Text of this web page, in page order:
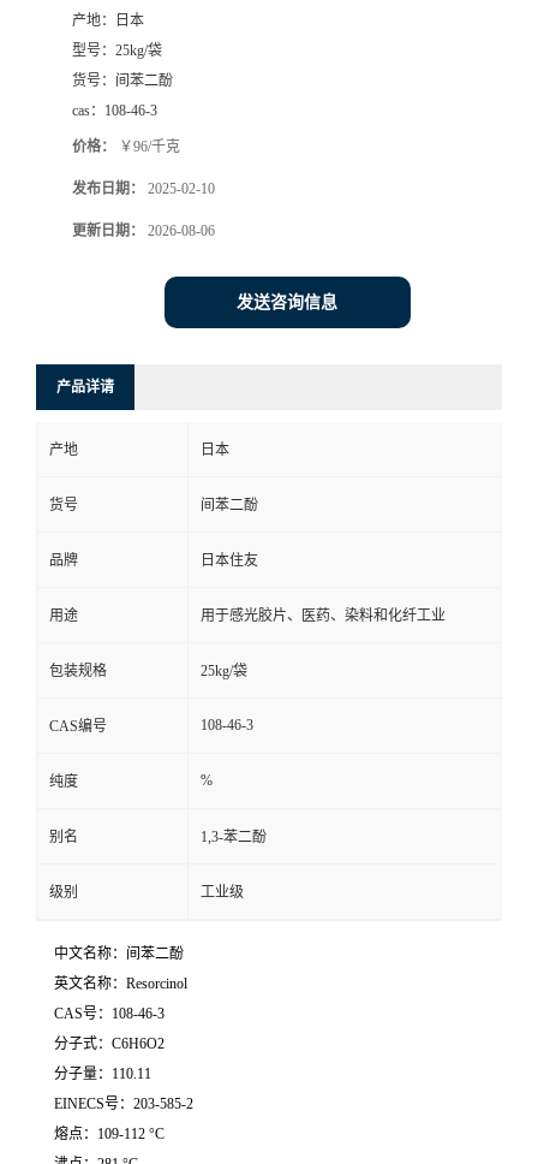
产地：
日本
型号： 25kg/袋
货号： 间苯二酚
cas： 108-46-3
价格： ￥96/千克
发布日期： 2025-02-10
更新日期： 2026-08-06
发送咨询信息
产品详请
产地 日本
货号 间苯二酚
品牌 日本住友
用途 用于感光胶片、医药、染料和化纤工业
包装规格 25kg/袋
CAS编号 108-46-3
纯度 %
别名 1,3-苯二酚
级别 工业级
中文名称：间苯二酚
英文名称：Resorcinol
CAS号：108-46-3
分子式：C6H6O2
分子量：110.11
EINECS号：203-585-2
熔点：109-112 °C